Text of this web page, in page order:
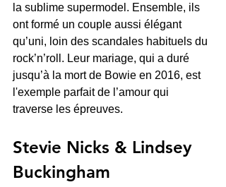
la sublime supermodel. Ensemble, ils
ont formé un couple aussi élégant
qu’uni, loin des scandales habituels du
rock’n’roll. Leur mariage, qui a duré
jusqu’à la mort de Bowie en 2016, est
l'exemple parfait de l’amour qui
traverse les épreuves.
Stevie Nicks & Lindsey
Buckingham